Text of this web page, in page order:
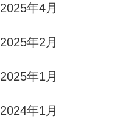
2025年4月
2025年2月
2025年1月
2024年1月